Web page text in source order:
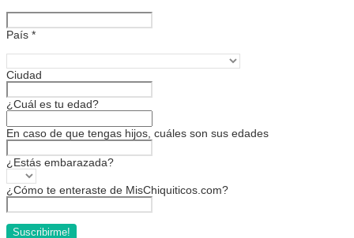
País *
Ciudad
¿Cuál es tu edad?
En caso de que tengas hijos, cuáles son sus edades
¿Estás embarazada?
¿Cómo te enteraste de MisChiquiticos.com?